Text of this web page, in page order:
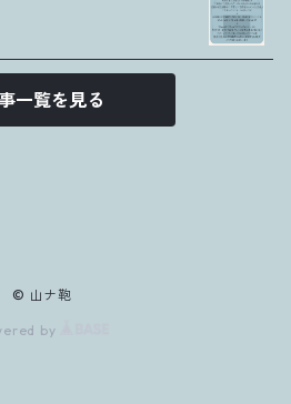
一覧を見る
© 山ナ鞄
by